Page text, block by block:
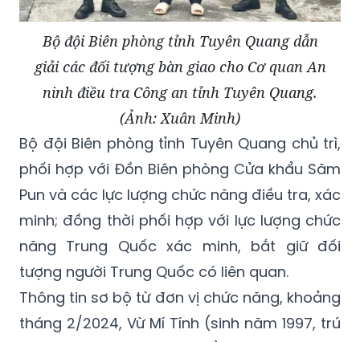
Bộ đội Biên phòng tỉnh Tuyên Quang dẫn
giải các đối tượng bàn giao cho Cơ quan An
ninh điều tra Công an tỉnh Tuyên Quang.
(Ảnh: Xuân Minh)
Bộ đội Biên phòng tỉnh Tuyên Quang chủ trì,
phối hợp với Đồn Biên phòng Cửa khẩu Săm
Pun và các lực lượng chức năng điều tra, xác
minh; đồng thời phối hợp với lực lượng chức
năng Trung Quốc xác minh, bắt giữ đối
tượng người Trung Quốc có liên quan.